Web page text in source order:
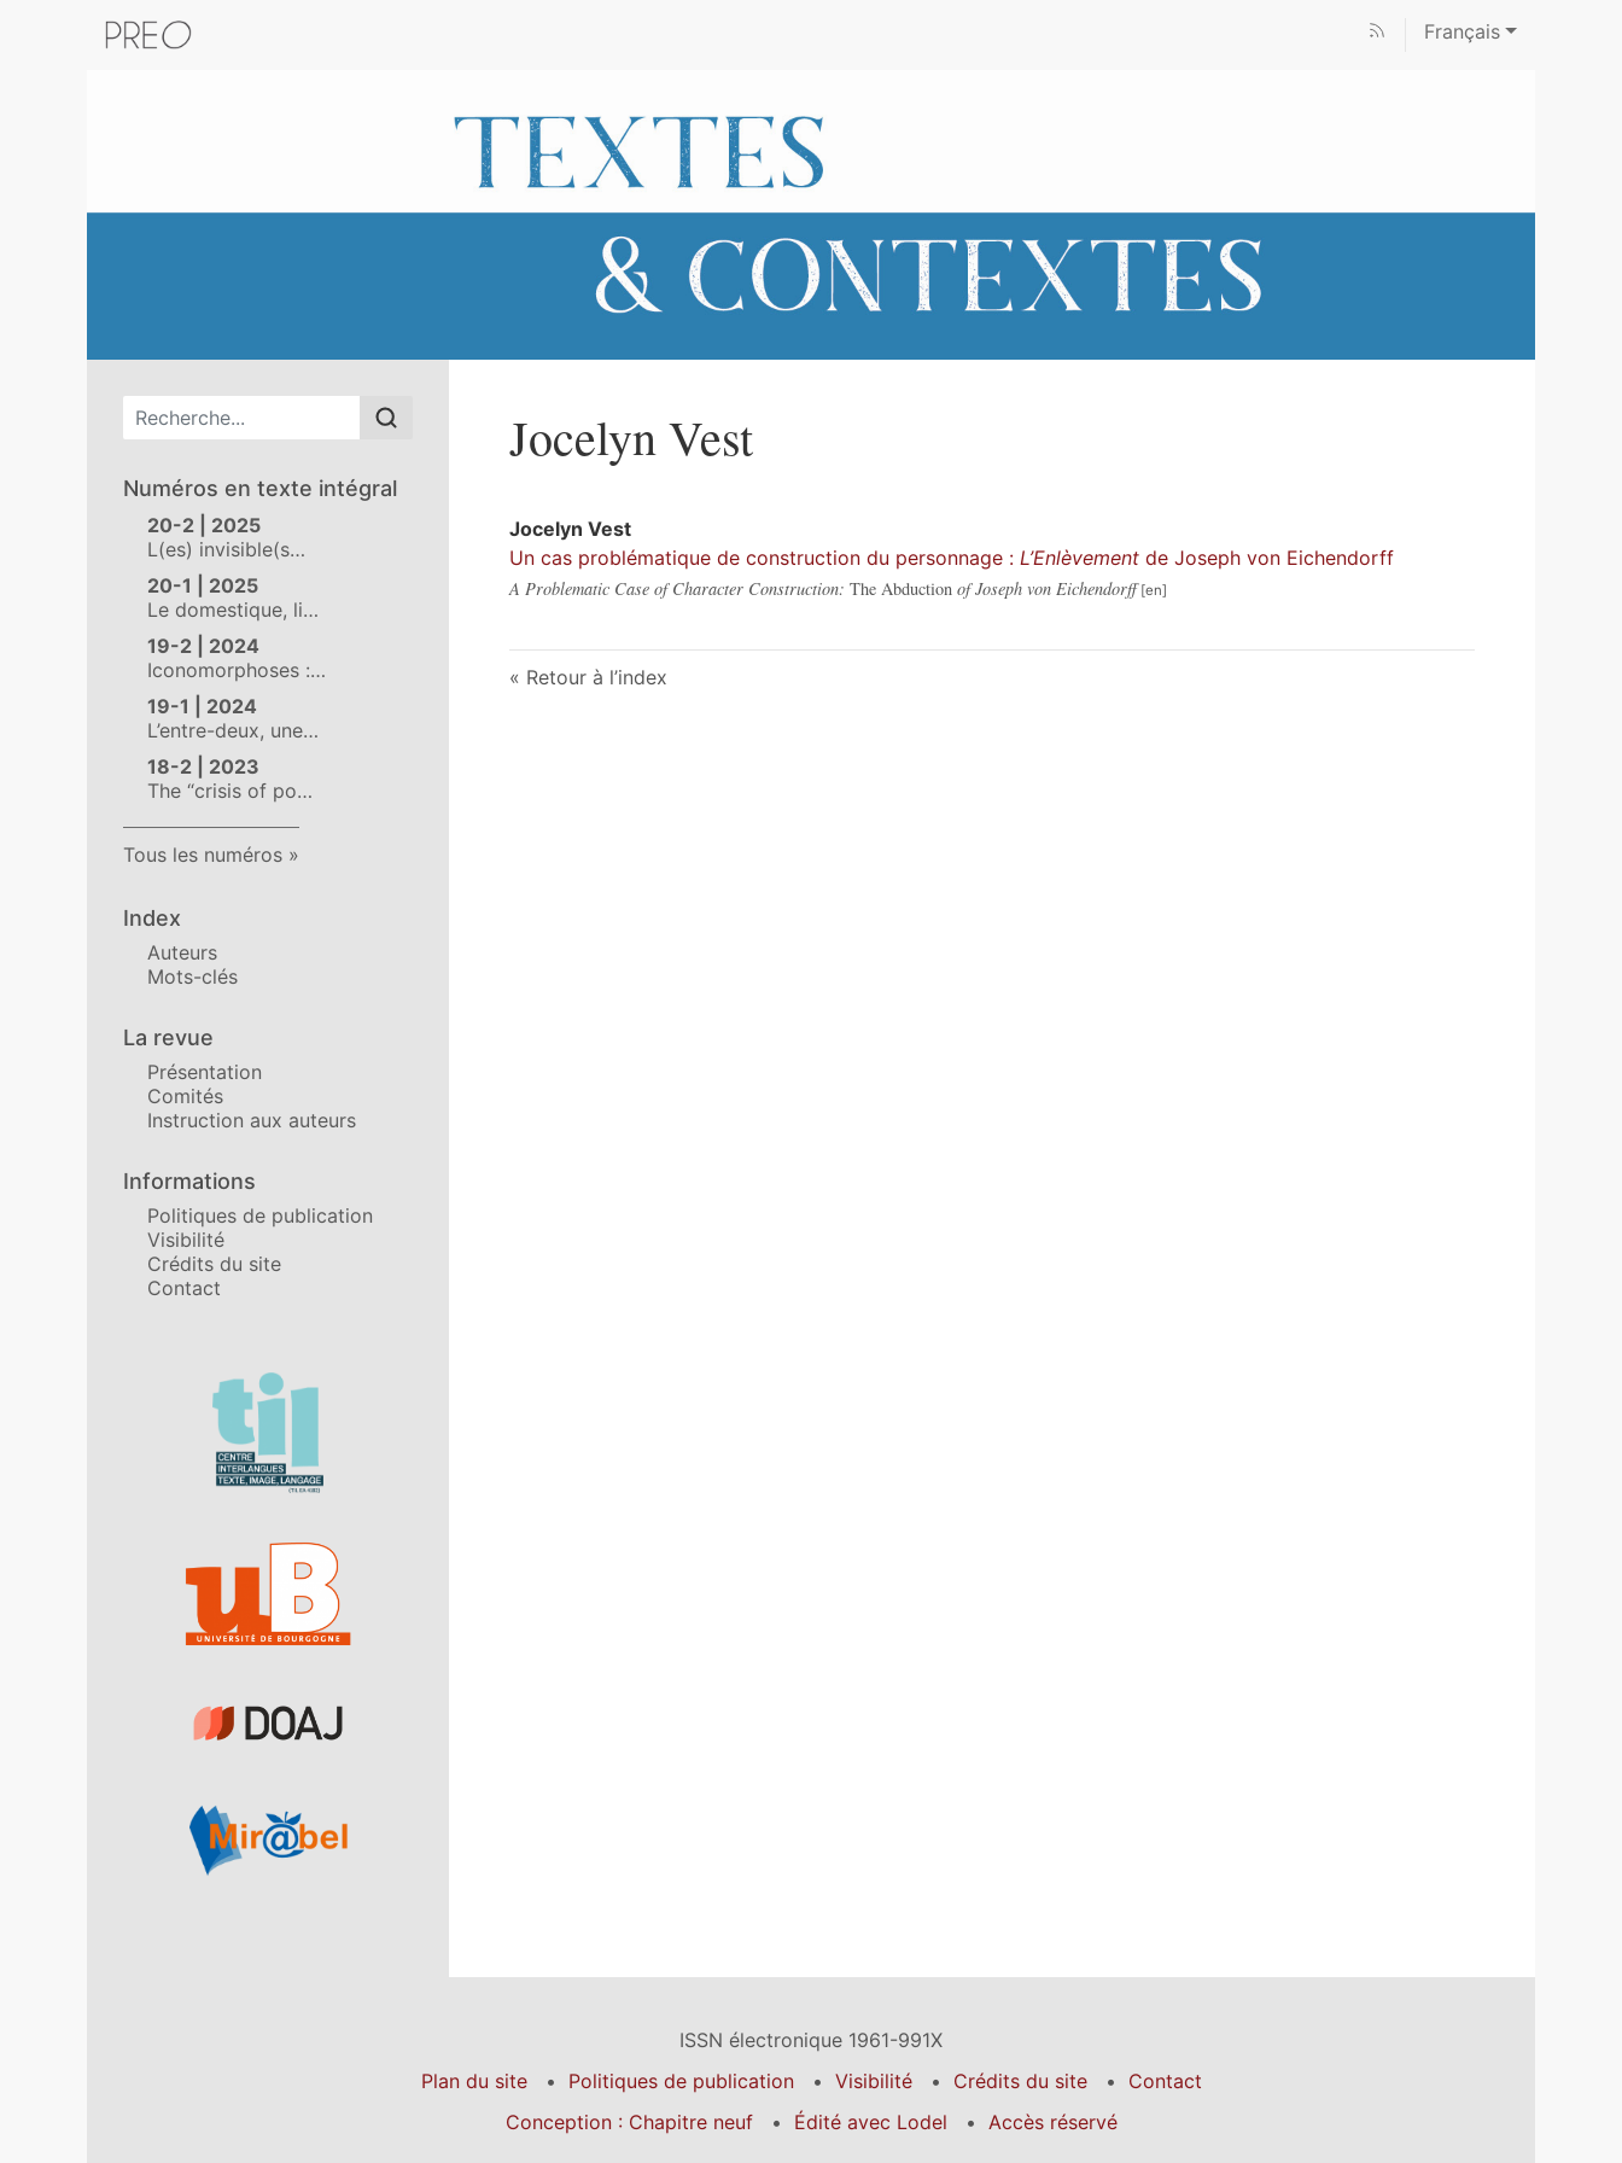
Français
Menu principal
Numéros en texte intégral
20-2 | 2025
L(es) invisible(s…
20-1 | 2025
Le domestique, li…
19-2 | 2024
Iconomorphoses :…
19-1 | 2024
L’entre-deux, une…
18-2 | 2023
The “crisis of po…
Tous les numéros
Index
Auteurs
Mots-clés
La revue
Présentation
Comités
Instruction aux auteurs
Informations
Politiques de publication
Visibilité
Crédits du site
Contact
Affiliations/partenaires
JocelynVest
Jocelyn Vest
Un cas problématique de construction du personnage : L’Enlèvement de Joseph von Eichendorff
A Problematic Case of Character Construction: The Abduction of Joseph von Eichendorff
Retour à l’index
ISSN électronique 1961-991X
Plan du site
Politiques de publication Visibilité Crédits du site
Contact
Conception : Chapitre neuf
Édité avec Lodel Accès réservé